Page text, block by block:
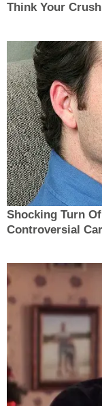
Think Your
Shocking Turn
Controversial